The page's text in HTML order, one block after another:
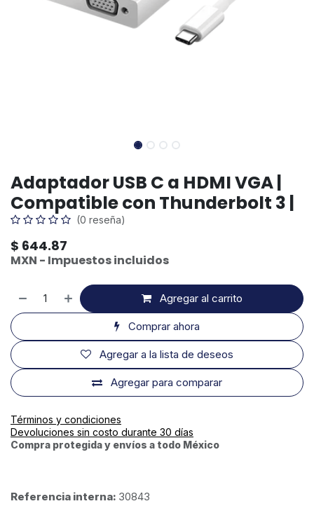
Adaptador USB C a HDMI VGA |
Compatible con Thunderbolt 3 |
(0 reseña)
$ 644.87
MXN - Impuestos incluidos
Agregar al carrito
Comprar ahora
Agregar para comparar
Agregar a la lista de deseos
Términos y condiciones
Devoluciones sin costo durante 30 días
Compra protegida y envíos a todo México
Referencia interna: 30843